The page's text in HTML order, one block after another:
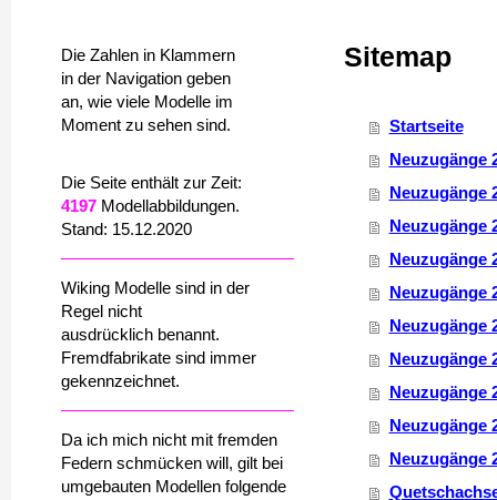
Die Zahlen in Klammern
in der Navigation geben
an, wie viele Modelle im
Moment zu sehen sind.
Die Seite enthält zur Zeit:
4197 Modellabbildungen.
Stand: 15.12.2020
Wiking Modelle sind in der
Regel nicht
ausdrücklich benannt.
Fremdfabrikate sind immer
gekennzeichnet.
Da ich mich nicht mit fremden
Federn schmücken will, gilt bei
umgebauten Modellen folgende
Sitemap
Startseite
Neuzugänge
Neuzugänge
Neuzugänge
Neuzugänge
Neuzugänge
Neuzugänge
Neuzugänge
Neuzugänge
Neuzugänge
Neuzugänge